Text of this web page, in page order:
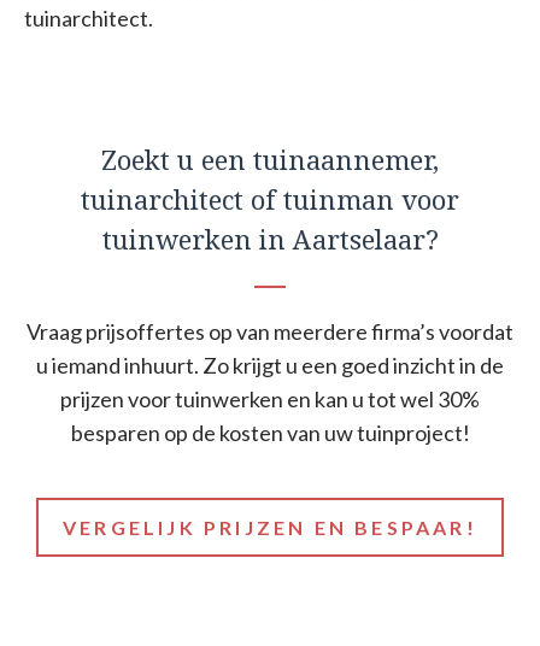
tuinarchitect.
Zoekt u een tuinaannemer,
tuinarchitect of tuinman voor
tuinwerken in Aartselaar?
Vraag prijsoffertes op van meerdere firma’s voordat
u iemand inhuurt. Zo krijgt u een goed inzicht in de
prijzen voor tuinwerken en kan u tot wel 30%
besparen op de kosten van uw tuinproject!
VERGELIJK PRIJZEN EN BESPAAR!